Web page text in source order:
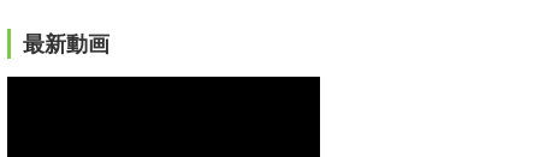
最新動画